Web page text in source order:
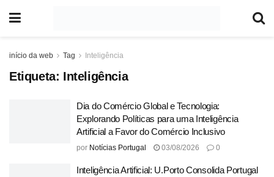
início da web Tag Inteligência
Etiqueta: Inteligência
Dia do Comércio Global e Tecnologia:
Explorando Políticas para uma Inteligência
Artificial a Favor do Comércio Inclusivo
por Notícias Portugal 03/08/2026 0
Inteligência Artificial: U.Porto Consolida Portugal